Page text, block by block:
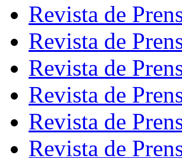
Revista de
Revista de
Revista de
Revista de
Revista de
Revista de